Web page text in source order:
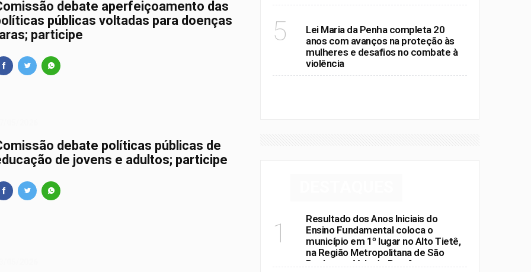
debate aperfeiçoamento das
públicas voltadas para doenças
participe
debate políticas públicas de
de jovens e adultos; participe
5
Lei Maria da Penha completa 20
anos com avanços na proteção às
mulheres e desafios no combate à
violência
1
Resultado dos Anos Iniciais do
Ensino Fundamental coloca o
município em 1º lugar no Alto Tietê,
na Região Metropolitana de São
Paulo e no Vale do Paraíba